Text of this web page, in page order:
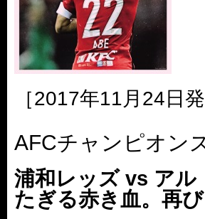
［2017年11月24
AFCチャンピオン
浦和レッズ vs アル
たぎる赤き血。再